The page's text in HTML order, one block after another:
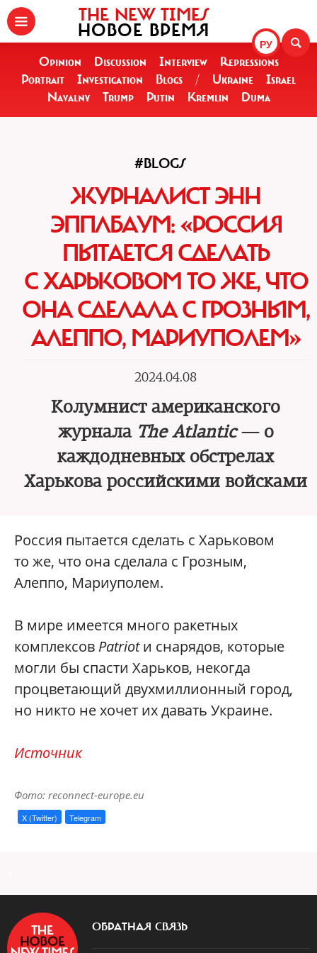
РУ
THE NEW TIMES
НОВОЕ ВРЕМЯ
Opinion Discussion Interview
Repressions
Portrait
Investigation Blogs / Ukraine
Israel
Navalny
Trump Putin Kremlin Duma
#BLOGS
ЖУРНАЛИСТ ЭНН
ЭППЛБАУМ: «РОССИЯ
ПЫТАЕТСЯ СДЕЛАТЬ
С ХАРЬКОВОМ ТО ЖЕ, ЧТО
ОНА СДЕЛАЛА С ГРОЗНЫМ,
АЛЕППО, МАРИУПОЛЕМ»
2024.04.08
Колумнист американского
журнала The Atlantic— о
каждодневных обстрелах
Харькова российскими войсками
Россия пытается сделать с Харьковом
то же, что она сделала с Грозным,
Алеппо, Мариуполем.
В мире имеется много ракетных
комплексов Patriotи снарядов, которые
могли бы спасти Харьков, некогда
процветающий двухмиллионный город,
но никто не хочет их давать Украине.
Источник
Фото: reconnect-europe.eu
X (Twitter) Telegram
ОБРАТНАЯ СВЯЗЬ